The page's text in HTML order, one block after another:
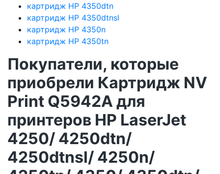
картридж HP 4350dtn
картридж HP 4350dtnsl
картридж HP 4350n
картридж HP 4350tn
Покупатели, которые
приобрели Картридж NV
Print Q5942A для
принтеров HP LaserJet
4250/ 4250dtn/
4250dtnsl/ 4250n/